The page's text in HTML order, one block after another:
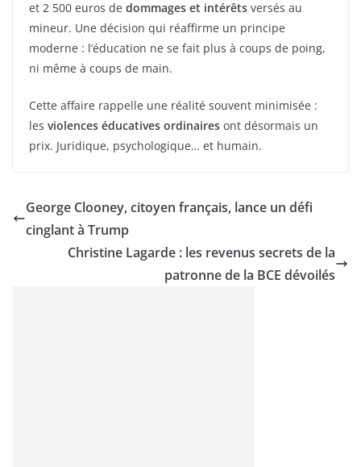
et 2 500 euros de dommages et intérêts versés au
mineur. Une décision qui réaffirme un principe
moderne : l’éducation ne se fait plus à coups de poing,
ni même à coups de main.
Cette affaire rappelle une réalité souvent minimisée :
les violences éducatives ordinaires ont désormais un
prix. Juridique, psychologique… et humain.
George Clooney, citoyen français, lance un défi
cinglant à Trump
Christine Lagarde : les revenus secrets de la
patronne de la BCE dévoilés